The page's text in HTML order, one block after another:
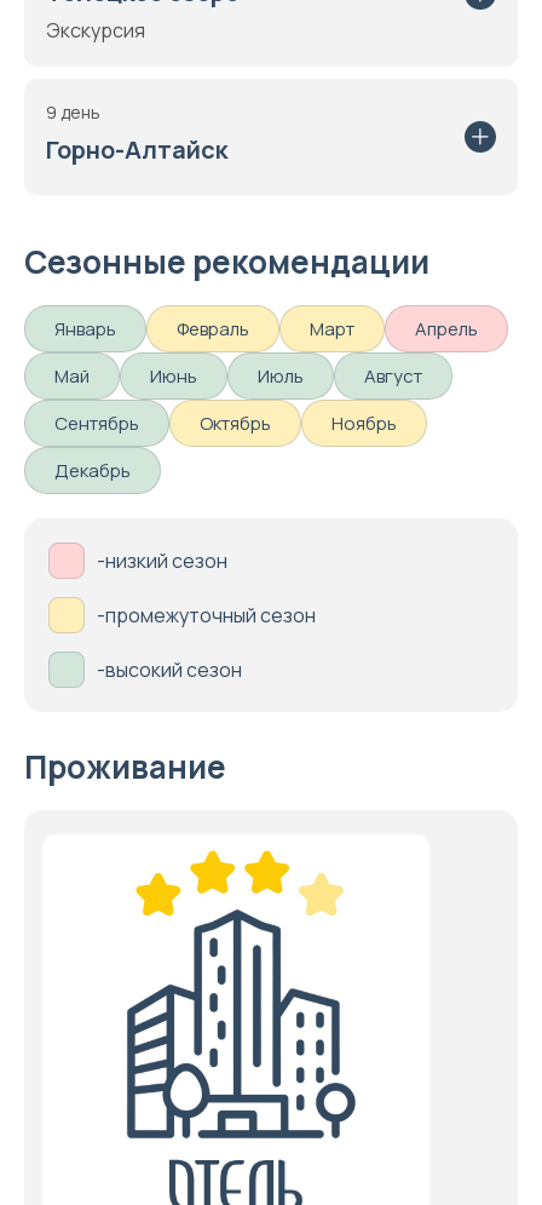
Экскурсия
9 день
Горно-Алтайск
Сезонные рекомендации
Январь Февраль Март
Апрель
Май
Июнь Июль
Август
Сентябрь
Октябрь
Ноябрь
Декабрь
-низкий сезон
-промежуточный сезон
-высокий сезон
Проживание